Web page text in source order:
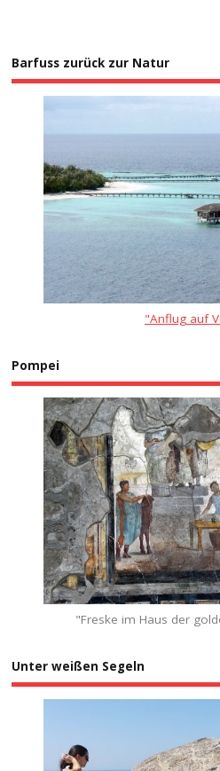
Barfuss zurück zur Natur
"Anflug auf
Pompei
"Freske im Haus der
Unter weißen Segeln